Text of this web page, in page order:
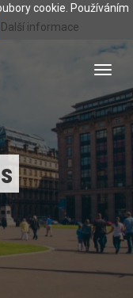
cookie. Používáním
Další informace